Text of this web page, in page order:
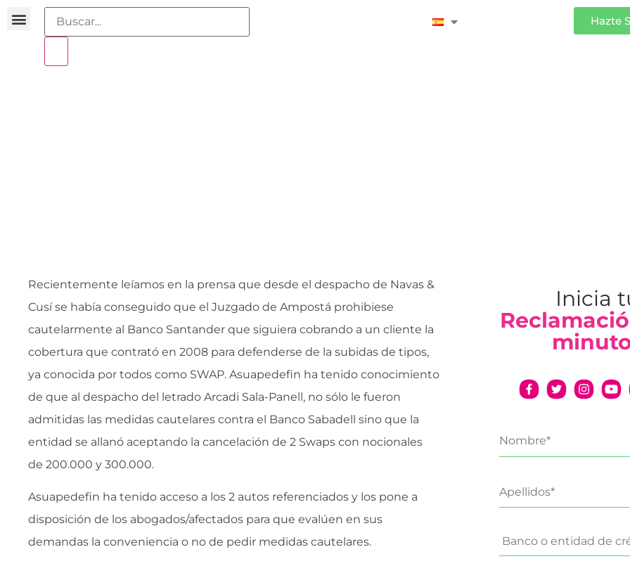
Hazte
Recientemente leíamos en la prensa que desde el despacho de Navas &
Cusí se había conseguido que el Juzgado de Ampostá prohibiese
cautelarmente al Banco Santander que siguiera cobrando a un cliente la
cobertura que contrató en 2008 para defenderse de la subidas de tipos,
ya conocida por todos como SWAP. Asuapedefin ha tenido conocimiento
de que al despacho del letrado Arcadi Sala-Panell, no sólo le fueron
admitidas las medidas cautelares contra el Banco Sabadell sino que la
entidad se allanó aceptando la cancelación de 2 Swaps con nocionales
de 200.000 y 300.000.
Asuapedefin ha tenido acceso a los 2 autos referenciados y los pone a
disposición de los abogados/afectados para que evalúen en sus
demandas la conveniencia o no de pedir medidas cautelares.
Inicia